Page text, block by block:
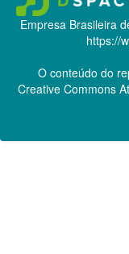
Empresa Brasileira
https://
O conteúdo do
Creative Commons